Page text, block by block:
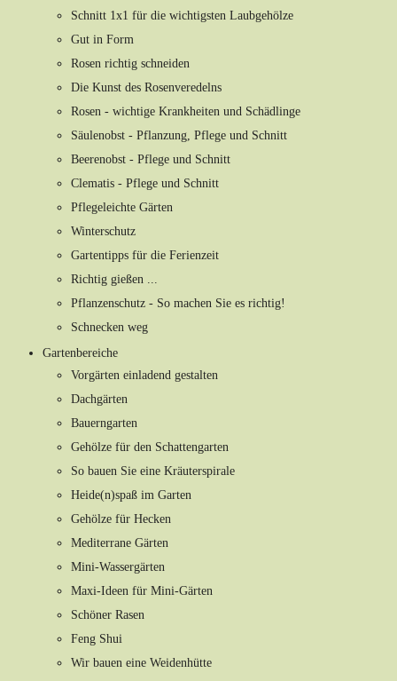
Schnitt 1x1 für die wichtigsten Laubgehölze
Gut in Form
Rosen richtig schneiden
Die Kunst des Rosenveredelns
Rosen - wichtige Krankheiten und Schädlinge
Säulenobst - Pflanzung, Pflege und Schnitt
Beerenobst - Pflege und Schnitt
Clematis - Pflege und Schnitt
Pflegeleichte Gärten
Winterschutz
Gartentipps für die Ferienzeit
Richtig gießen ...
Pflanzenschutz - So machen Sie es richtig!
Schnecken weg
Gartenbereiche
Vorgärten einladend gestalten
Dachgärten
Bauerngarten
Gehölze für den Schattengarten
So bauen Sie eine Kräuterspirale
Heide(n)spaß im Garten
Gehölze für Hecken
Mediterrane Gärten
Mini-Wassergärten
Maxi-Ideen für Mini-Gärten
Schöner Rasen
Feng Shui
Wir bauen eine Weidenhütte